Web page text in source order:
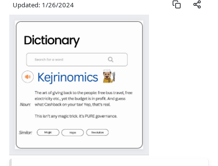
Updated: 1/26/2024